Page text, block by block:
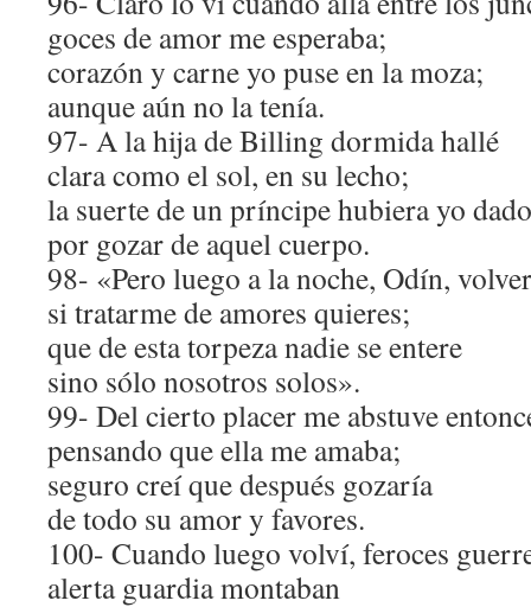
goces de amor me esperaba;
corazón y carne yo puse en la moza;
aunque aún no la tenía.
97- A la hija de Billing dormida hallé
clara como el sol, en su lecho;
la suerte de un príncipe hubiera yo dado
por gozar de aquel cuerpo.
98- «Pero luego a la noche, Odín,
si tratarme de amores quieres;
que de esta torpeza nadie se entere
sino sólo nosotros solos».
99- Del cierto placer me abstuve
pensando que ella me amaba;
seguro creí que después gozaría
de todo su amor y favores.
100- Cuando luego volví, feroces
alerta guardia montaban